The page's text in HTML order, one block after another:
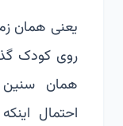
یعنی همان
روی کودک
همان
احتمال